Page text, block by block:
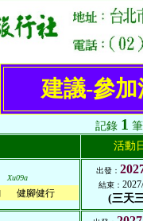
建議-參
記錄 1
活動
Xu09a
健腳健行
出發：
結束：
(三天